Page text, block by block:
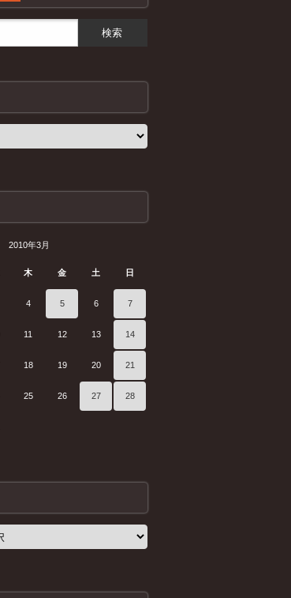
2010年3月
木 金 土 日
4 5 6 7
11 12 13 14
18 19 20 21
25 26 27 28